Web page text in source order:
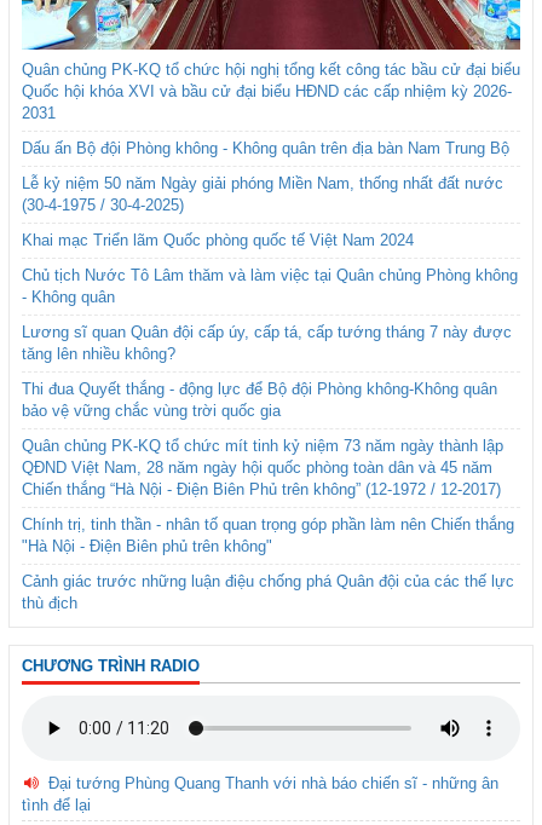
Quân chủng PK-KQ tổ chức hội nghị tổng kết công tác bầu cử đại biểu
Quốc hội khóa XVI và bầu cử đại biểu HĐND các cấp nhiệm kỳ 2026-
2031
Dấu ấn Bộ đội Phòng không - Không quân trên địa bàn Nam Trung Bộ
Lễ kỷ niệm 50 năm Ngày giải phóng Miền Nam, thống nhất đất nước
(30-4-1975 / 30-4-2025)
Khai mạc Triển lãm Quốc phòng quốc tế Việt Nam 2024
Chủ tịch Nước Tô Lâm thăm và làm việc tại Quân chủng Phòng không
- Không quân
Lương sĩ quan Quân đội cấp úy, cấp tá, cấp tướng tháng 7 này được
tăng lên nhiều không?
Thi đua Quyết thắng - động lực để Bộ đội Phòng không-Không quân
bảo vệ vững chắc vùng trời quốc gia
Quân chủng PK-KQ tổ chức mít tinh kỷ niệm 73 năm ngày thành lập
QĐND Việt Nam, 28 năm ngày hội quốc phòng toàn dân và 45 năm
Chiến thắng “Hà Nội - Điện Biên Phủ trên không” (12-1972 / 12-2017)
Chính trị, tinh thần - nhân tố quan trọng góp phần làm nên Chiến thắng
"Hà Nội - Điện Biên phủ trên không"
Cảnh giác trước những luận điệu chống phá Quân đội của các thế lực
thù địch
CHƯƠNG TRÌNH RADIO
Đại tướng Phùng Quang Thanh với nhà báo chiến sĩ - những ân
tình để lại